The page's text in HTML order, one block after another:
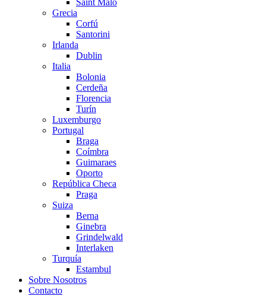
Grecia
Corfú
Santorini
Irlanda
Dublin
Italia
Bolonia
Cerdeña
Florencia
Turín
Luxemburgo
Portugal
Braga
Coímbra
Guimaraes
Oporto
República Checa
Praga
Suiza
Berna
Ginebra
Grindelwald
Interlaken
Turquía
Estambul
Sobre Nosotros
Contacto